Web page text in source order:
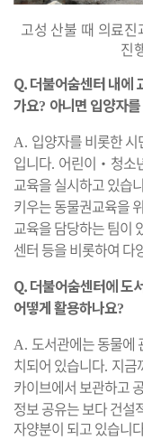
고성 산불 때 의료
진
Q.더불어숨센터 내에
가요? 아니면 입양자
A. 입양자를 비롯한
입니다. 어린이 ‧ 청소
교육을 실시하고 있습
키우는 동물권교육을
교육을 담당하는 팀이
센터 등을 비롯하여 다
Q.더불어숨센터에 도
어떻게 활용하나요?
A. 도서관에는 동물에
치되어 있습니다. 지금
카이브에서 보관하고
정보 공유는 보다 건설
자양분이 되고 있습니